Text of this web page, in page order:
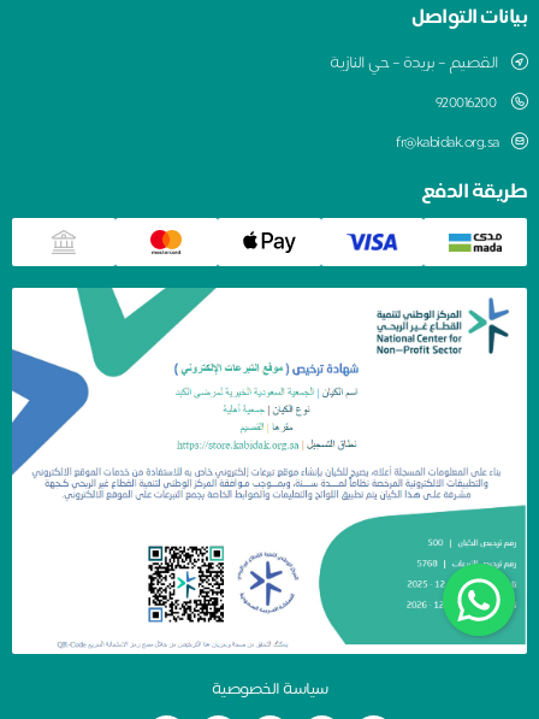
بيانات التواصل
القصيم – بريدة – حي النازية
920016200
fr@kabidak.org.sa
طريقة الدفع
سياسة الخصوصية